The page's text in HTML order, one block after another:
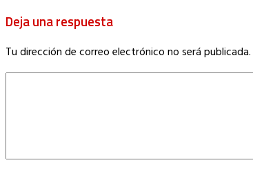
Deja una respuesta
Tu dirección de correo electrónico no será publicada.